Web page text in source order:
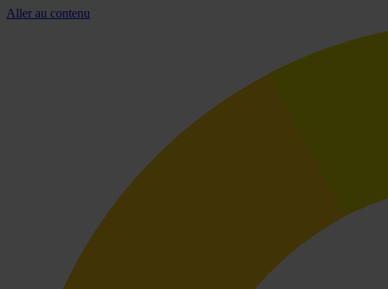
Aller au contenu